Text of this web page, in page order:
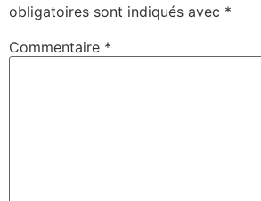
obligatoires sont indiqués avec *
Commentaire *